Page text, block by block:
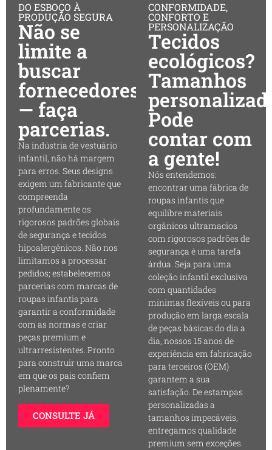
DO ESBOÇO À
PRODUÇÃO SEGURA
Não se
limite a
buscar
fornecedores
— faça
parcerias.
Na indústria de vestuário
infantil, não há margem
para erros. Seus designs
exigem um fabricante que
compreenda
profundamente os
rigorosos padrões globais
de segurança e tecidos
hipoalergênicos. Não nos
limitamos a processar
pedidos; estabelecemos
parcerias com marcas de
roupas infantis para
garantir a conformidade
com as normas e criar
peças premium e
ultrarresistentes. Pronto
para construir uma marca
em que os pais confiem
plenamente?
CONSULTE JÁ
CONFORMIDADE,
CONFORTO E
PERSONALIZAÇÃO
Tecidos
ecológicos?
Tamanhos
Pode
contar com
a gente!
Nós entendemos:
encontrar uma fábrica de
roupas infantis que
equilibre materiais
orgânicos ultramacios
com rigorosos padrões de
segurança é uma tarefa
árdua. Seja para uma
coleção infantil exclusiva
com quantidades
mínimas flexíveis ou para
produção em larga escala
de peças básicas do dia a
dia, nossos 15 anos de
experiência em fabricação
para terceiros (OEM)
garantem a sua
satisfação. De estampas
personalizadas a
tamanhos impecáveis,
entregamos qualidade
premium sem exceções.